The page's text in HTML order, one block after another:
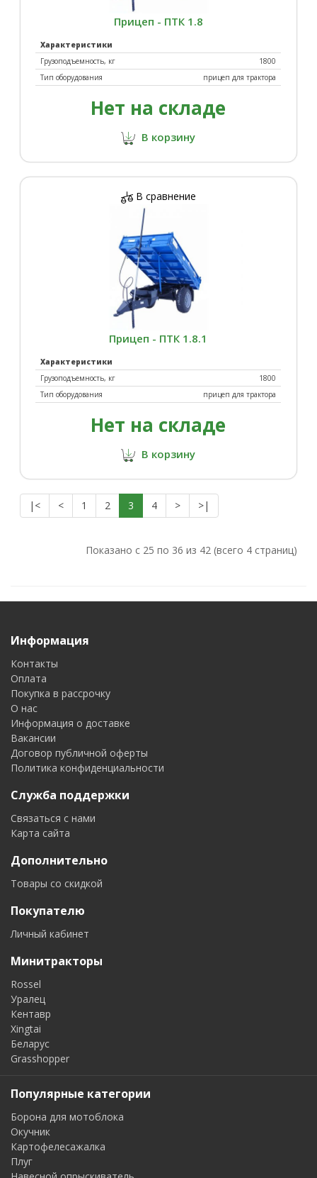
Прицеп - ПТК 1.8
Характеристики
Грузоподъемность, кг
1800
Тип оборудования
прицеп для трактора
Нет на складе
В корзину
В сравнение
Прицеп - ПТК 1.8.1
Характеристики
Грузоподъемность, кг
1800
Тип оборудования
прицеп для трактора
Нет на складе
В корзину
|< < 1 2 3 4 > >|
Показано с 25 по 36 из 42 (всего 4 страниц)
Информация
Контакты
Оплата
Покупка в рассрочку
О нас
Информация о доставке
Вакансии
Договор публичной оферты
Политика конфиденциальности
Служба поддержки
Связаться с нами
Карта сайта
Дополнительно
Товары со скидкой
Покупателю
Личный кабинет
Минитракторы
Rossel
Уралец
Кентавр
Xingtai
Беларус
Grasshopper
Популярные категории
Борона для мотоблока
Окучник
Картофелесажалка
Плуг